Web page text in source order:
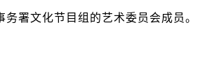
务署文化节目组的艺术委员会成员。